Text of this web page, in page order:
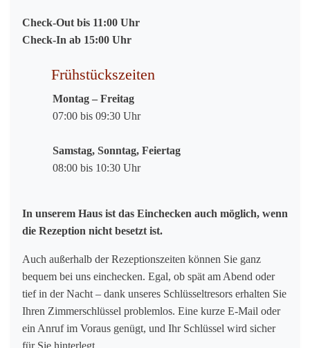
Check-Out bis 11:00 Uhr
Check-In ab 15:00 Uhr
Frühstückszeiten
Montag – Freitag
07:00 bis 09:30 Uhr
Samstag, Sonntag, Feiertag
08:00 bis 10:30 Uhr
In unserem Haus ist das Einchecken auch möglich, wenn
die Rezeption nicht besetzt ist.
Auch außerhalb der Rezeptionszeiten können Sie ganz
bequem bei uns einchecken. Egal, ob spät am Abend oder
tief in der Nacht – dank unseres Schlüsseltresors erhalten Sie
Ihren Zimmerschlüssel problemlos. Eine kurze E-Mail oder
ein Anruf im Voraus genügt, und Ihr Schlüssel wird sicher
für Sie hinterlegt.